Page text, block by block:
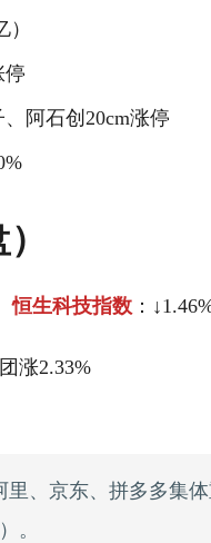
停
阿石创20cm涨停
恒生科技指数 ：
涨2.33%
、京东、拼多多集
。